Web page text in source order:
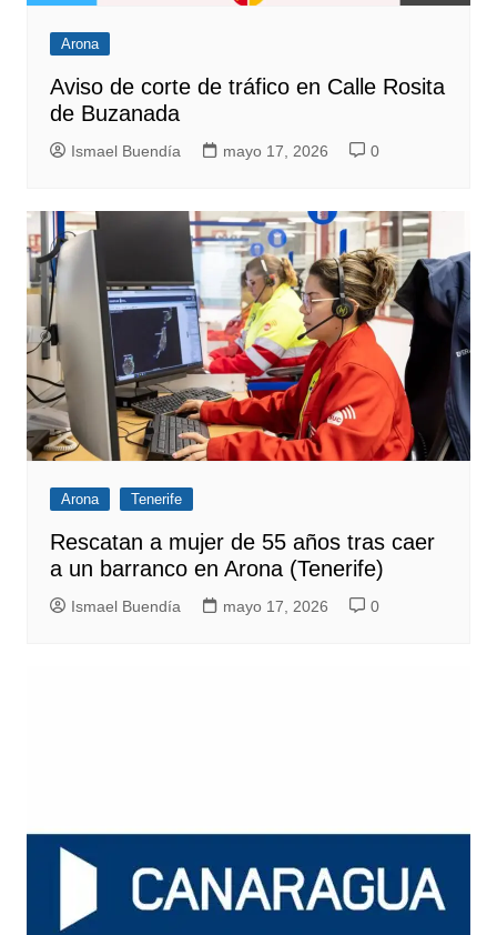
Arona
Aviso de corte de tráfico en Calle Rosita
de Buzanada
Ismael Buendía mayo 17, 2026 0
Arona Tenerife
Rescatan a mujer de 55 años tras caer
a un barranco en Arona (Tenerife)
Ismael Buendía mayo 17, 2026 0